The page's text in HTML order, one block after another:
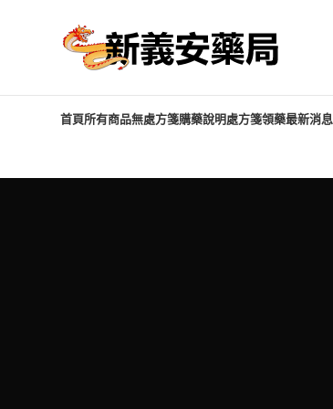
首頁所有商品無處方箋購藥說明處方箋領藥最新消息